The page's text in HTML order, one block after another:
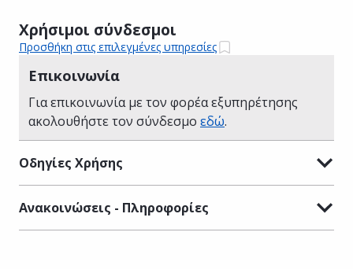
Χρήσιμοι σύνδεσμοι
Προσθήκη στις επιλεγμένες υπηρεσίες
Επικοινωνία
Για επικοινωνία με τον φορέα εξυπηρέτησης
ακολουθήστε τον σύνδεσμο εδώ.
Οδηγίες Χρήσης
Ανακοινώσεις - Πληροφορίες